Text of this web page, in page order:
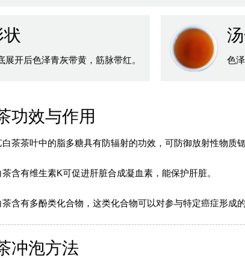
状
展开后色泽青灰带黄，筋脉带红。 色泽
功效与作用
白茶茶叶中的脂多糖具有防辐射的功效，可防御放射性物质锶
含有维生素K可促进肝脏合成凝血素，能保护肝脏。
茶含有多酚类化合物，这类化合物可以对参与特定癌症形成
冲泡方法